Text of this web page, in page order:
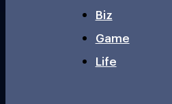
Biz
Game
Life